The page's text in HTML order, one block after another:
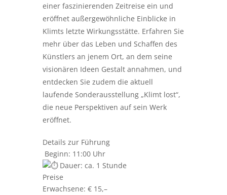
einer faszinierenden Zeitreise ein und
eröffnet außergewöhnliche Einblicke in
Klimts letzte Wirkungsstätte. Erfahren Sie
mehr über das Leben und Schaffen des
Künstlers an jenem Ort, an dem seine
visionären Ideen Gestalt annahmen, und
entdecken Sie zudem die aktuell
laufende Sonderausstellung „Klimt lost“,
die neue Perspektiven auf sein Werk
eröffnet.
Details zur Führung
Beginn: 11:00 Uhr
Dauer: ca. 1 Stunde
Preise
Erwachsene: € 15,–